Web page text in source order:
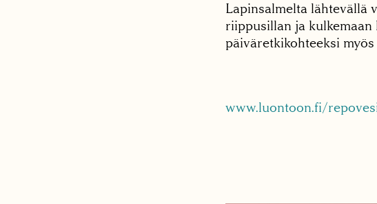
Lapinsalmelta lähtevällä
riippusillan ja
päiväretkikohteeksi
www.luontoon.fi/